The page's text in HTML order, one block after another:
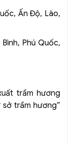
Ấn Độ, Lào,
Phú Quốc,
trầm hương
trầm hương”